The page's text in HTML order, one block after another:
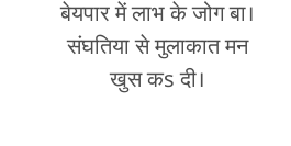
बेयपार में लाभ के जोग बा।
संघतिया से मुलाकात मन
खुस कs दी।